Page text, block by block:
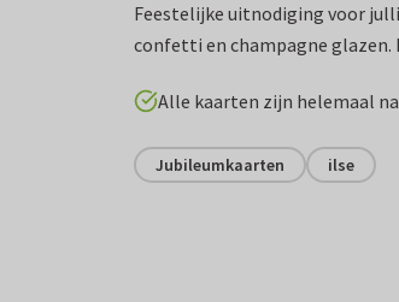
Feestelijke uitnodiging voor
confetti en champagne glazen.
Alle kaarten zijn helemaal
Jubileumkaarten ilse